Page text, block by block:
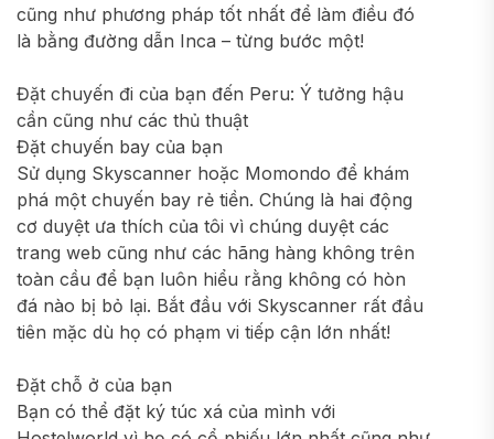
cũng như phương pháp tốt nhất để làm điều đó
là bằng đường dẫn Inca – từng bước một!
Đặt chuyến đi của bạn đến Peru: Ý tưởng hậu
cần cũng như các thủ thuật
Đặt chuyến bay của bạn
Sử dụng Skyscanner hoặc Momondo để khám
phá một chuyến bay rẻ tiền. Chúng là hai động
cơ duyệt ưa thích của tôi vì chúng duyệt các
trang web cũng như các hãng hàng không trên
toàn cầu để bạn luôn hiểu rằng không có hòn
đá nào bị bỏ lại. Bắt đầu với Skyscanner rất đầu
tiên mặc dù họ có phạm vi tiếp cận lớn nhất!
Đặt chỗ ở của bạn
Bạn có thể đặt ký túc xá của mình với